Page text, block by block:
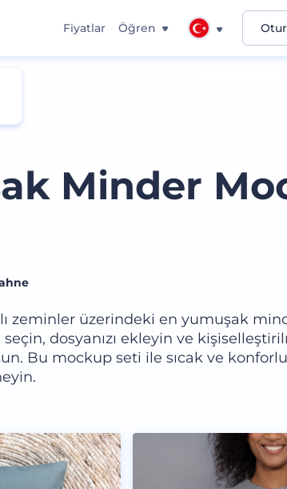
Fiyatlar Öğren
Minder
zeminler üzerindeki en yumuşak
dosyanızı ekleyin ve
Bu mockup seti ile sıcak ve